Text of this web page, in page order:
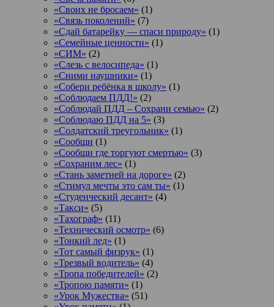
«Своих не бросаем» (1)
«Связь поколений» (7)
«Сдай батарейку — спаси природу» (1)
«Семейные ценности» (1)
«СИМ» (2)
«Слезь с велосипеда» (1)
«Сними наушники» (1)
«Собери ребёнка в школу» (1)
«Соблюдаем ПДД!» (2)
«Соблюдай ПДД – Сохрани семью» (2)
«Соблюдаю ПДД на 5» (3)
«Солдатский треугольник» (1)
«Сообщи (1)
«Сообщи где торгуют смертью» (3)
«Сохраним лес» (1)
«Стань заметней на дороге» (2)
«Стимул мечты это сам ты» (1)
«Студенческий десант» (4)
«Такси» (5)
«Тахограф» (11)
«Технический осмотр» (6)
«Тонкий лед» (1)
«Тот самый физрук» (1)
«Трезвый водитель» (4)
«Тропа победителей» (2)
«Тропою памяти» (1)
«Урок Мужества» (51)